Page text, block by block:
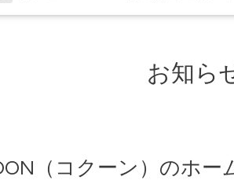
お知ら
（コクーン）のホー